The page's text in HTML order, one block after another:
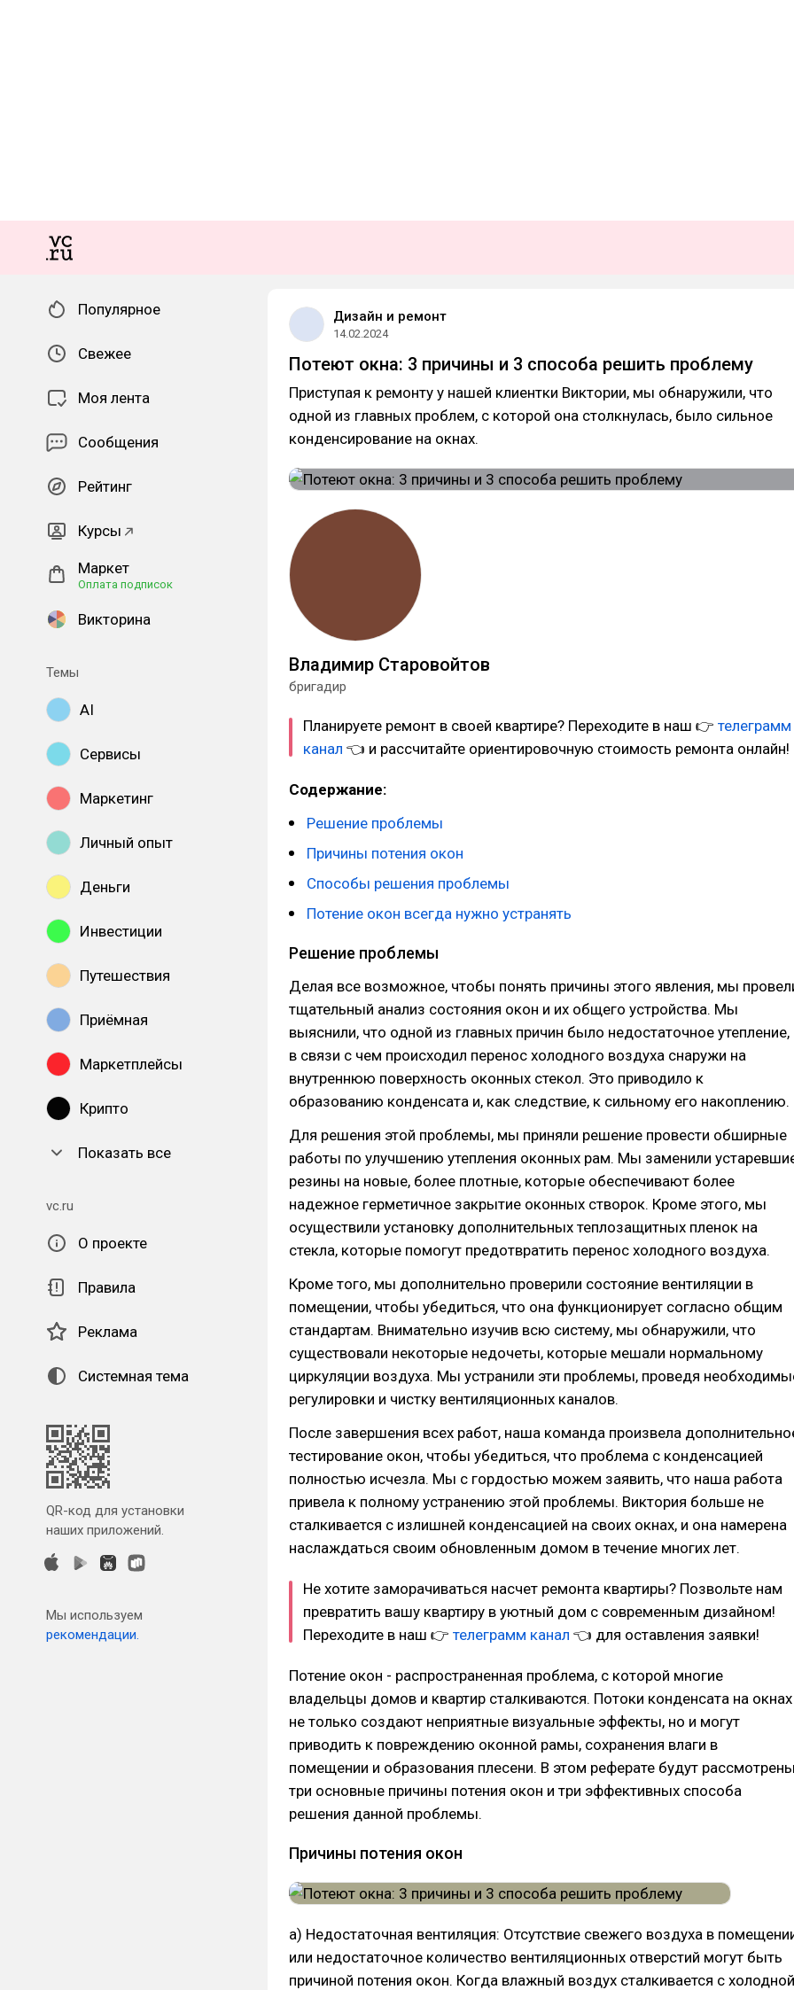
Популярное
Свежее
Моя лента
Сообщения
Рейтинг
Курсы
Маркет
Оплата подписок
Викторина
Темы
AI
Сервисы
Маркетинг
Личный опыт
Деньги
Инвестиции
Путешествия
Приёмная
Маркетплейсы
Крипто
Показать все
vc.ru
О проекте
Правила
Реклама
Системная тема
QR-код для установки
наших приложений.
Мы используем
рекомендации.
Дизайн и ремонт
14.02.2024
Потеют окна: 3 причины и 3 способа решить проблему
Приступая к ремонту у нашей клиентки Виктории, мы обнаружили, что
одной из главных проблем, с которой она столкнулась, было сильное
конденсирование на окнах.
Владимир Старовойтов
бригадир
Планируете ремонт в своей квартире? Переходите в наш 👉 телеграмм
канал 👈 и рассчитайте ориентировочную стоимость ремонта онлайн!
Содержание:
Решение проблемы
Причины потения окон
Способы решения проблемы
Потение окон всегда нужно устранять
Решение проблемы
Делая все возможное, чтобы понять причины этого явления, мы
тщательный анализ состояния окон и их общего устройства. Мы
выяснили, что одной из главных причин было недостаточное утепление,
в связи с чем происходил перенос холодного воздуха снаружи на
внутреннюю поверхность оконных стекол. Это приводило к
образованию конденсата и, как следствие, к сильному его накоплению.
Для решения этой проблемы, мы приняли решение провести обширные
работы по улучшению утепления оконных рам. Мы заменили
резины на новые, более плотные, которые обеспечивают более
надежное герметичное закрытие оконных створок. Кроме этого, мы
осуществили установку дополнительных теплозащитных пленок на
стекла, которые помогут предотвратить перенос холодного воздуха.
Кроме того, мы дополнительно проверили состояние вентиляции в
помещении, чтобы убедиться, что она функционирует согласно общим
стандартам. Внимательно изучив всю систему, мы обнаружили, что
существовали некоторые недочеты, которые мешали нормальному
циркуляции воздуха. Мы устранили эти проблемы, проведя
регулировки и чистку вентиляционных каналов.
После завершения всех работ, наша команда произвела
тестирование окон, чтобы убедиться, что проблема с конденсацией
полностью исчезла. Мы с гордостью можем заявить, что наша работа
привела к полному устранению этой проблемы. Виктория больше не
сталкивается с излишней конденсацией на своих окнах, и она намерена
наслаждаться своим обновленным домом в течение многих лет.
Не хотите заморачиваться насчет ремонта квартиры? Позвольте нам
превратить вашу квартиру в уютный дом с современным дизайном!
Переходите в наш 👉 телеграмм канал 👈 для оставления заявки!
Потение окон - распространенная проблема, с которой многие
владельцы домов и квартир сталкиваются. Потоки конденсата на окнах
не только создают неприятные визуальные эффекты, но и могут
приводить к повреждению оконной рамы, сохранения влаги в
помещении и образования плесени. В этом реферате будут
три основные причины потения окон и три эффективных способа
решения данной проблемы.
Причины потения окон
а) Недостаточная вентиляция: Отсутствие свежего воздуха в
или недостаточное количество вентиляционных отверстий могут быть
причиной потения окон. Когда влажный воздух сталкивается с холодной